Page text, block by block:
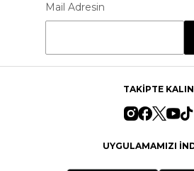
Mail Adresin
TAKİPTE KALIN
UYGULAMAMIZI